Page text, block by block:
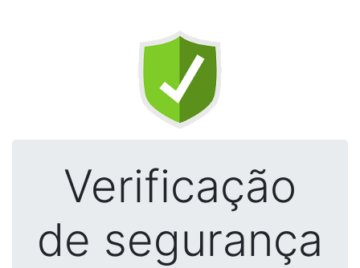
Verificação
de segurança